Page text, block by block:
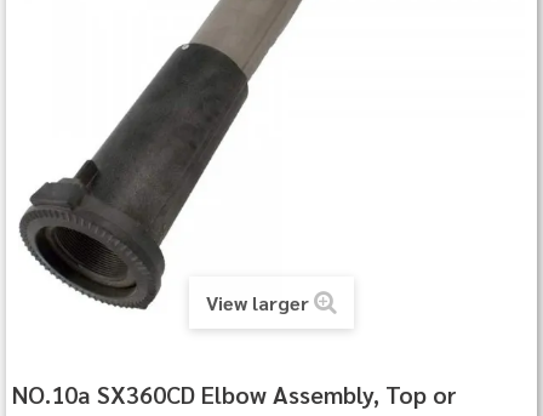
View larger
NO.10a SX360CD Elbow Assembly, Top or